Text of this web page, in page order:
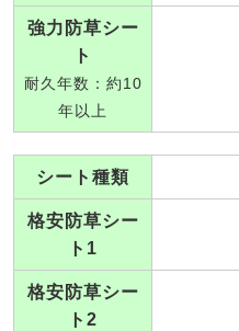
強力防草シー
ト
耐久年数：約10
年以上
シート種類
格安防草シー
ト1
格安防草シー
ト2